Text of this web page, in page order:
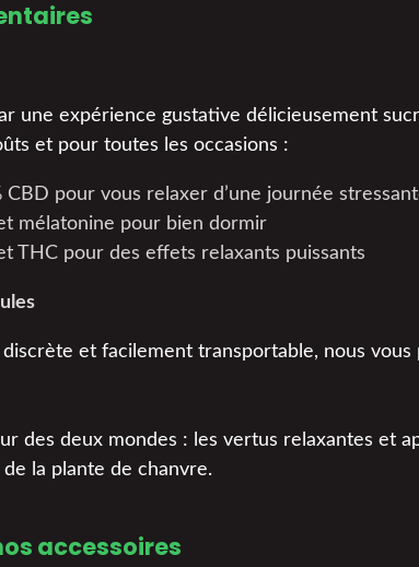
une expérience gustative délicieusement
et pour toutes les occasions :
CBD pour vous relaxer d’une journée
mélatonine pour bien dormir
THC pour des effets relaxants puissants
et facilement transportable, nous vous
des deux mondes : les vertus relaxantes et
la plante de chanvre.
accessoires